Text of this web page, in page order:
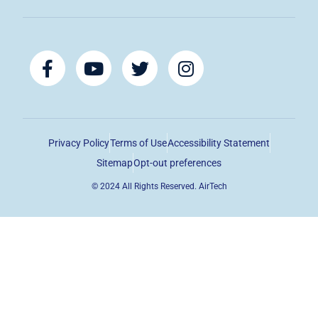
© 2024 All Rights Reserved. AirTech
Privacy PolicyTerms of UseAccessibility Statement
SitemapOpt-out preferences